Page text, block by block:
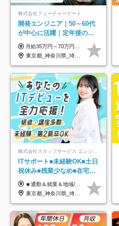
株式会社フューチャーゲート
開発エンジニア｜50～60代
が中心に活躍｜定年後の給
与減ナシ｜年収50万円アッ
プ実績／昇給率92％（直近3
年）
月給35万円～70万円（固定残業代30時間分63,869円～を含む）+賞与年1回 ※30時間を超える分は別途支給します ●これまでのご経験・スキル・前職給与をできる限り考慮します ●待機期間も給与を100％支給します ●試用期間中も給与や福利厚生は同じです ≪年収を維持しながら長く働けます！≫ 一般的な企業では55歳や60歳を機に年収が下がりますが、 当社は役職などではなく「スキルや経験」で評価。 エンジニアとして長く働きながら あなたにふさわしい年収を維持できます！
東京都_神奈川県_埼玉県_千葉県
ITサポート■未経験OK■土日
祝休み■残業少なめ■在宅実
績あり■約900種類のスキル
アップ講座あり■全国募集
★通勤＆就業＆地域/住宅＆役職手当あり ★残業代は全額支給 ★選べる給与制度あり！ ■東京・神奈川・千葉・埼玉勤務の場合 月給24.5万円～55万円＋諸手当 （残業代は全額支給） (20,000円の地域/住宅手当込み) ■愛知・京都・大阪・兵庫勤務の場合 月給24万円以上＋諸手当 （残業代は全額支給） (15,000円の地域/住宅手当込み) ■茨城・栃木・群馬・静岡・三重・滋賀・広島・福岡勤務の場合 月給23.5万円以上＋諸手当 （残業代は全額支給） (10,000円の地域/住宅手当込み) ■北海道・宮城・山梨・長野・岐阜・奈良・和歌山・岡山勤務の場合 月給23万円以上＋諸手当 （残業代は全額支給） (5,000円の地域/住宅手当込み) ■その他のエリア勤務の場合 月給22.5万円以上＋諸手当 （残業代は全額支給） ※経験や能力を考慮し、当社規定により優遇します 【昇給：年一回実施】 【選べる給与制度】 ★収入を重視する方に… 「変動型人事制度」の選択も可能（派遣先からの評価に応じて収入アップ！） ※年2回のタイミングで希望者と面談の上決定します。
東京都_神奈川県_埼玉県_千葉県_大阪府_愛知県_北海道_岩手県_宮城県_山形県_福島県_茨城県_栃木県_群馬県_山梨県_長野県_富山県_石川県_静岡県_岐阜県_三重県_兵庫県_京都府_滋賀県_奈良県_広島県_岡山県_山口県_愛媛県_福岡県_熊本県_長崎県